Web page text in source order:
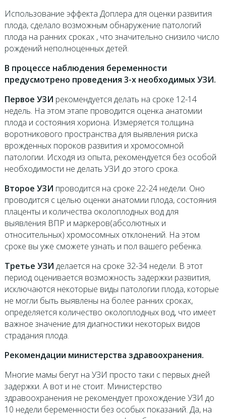
Использование эффекта Доплера для оценки развития
плода, сделало возможным обнаружение патологий
плода на ранних сроках , что значительно снизило число
рождений неполноценных детей.
В процессе наблюдения беременности
предусмотрено проведения 3-х необходимых УЗИ.
Первое УЗИ рекомендуется делать на сроке 12-14
недель. На этом этапе проводится оценка анатомии
плода и состояния хориона. Измеряется толщина
воротникового пространства для выявления риска
врожденных пороков развития и хромосомной
патологии. Исходя из опыта, рекомендуется без особой
необходимости не делать УЗИ до этого срока.
Второе УЗИ проводится на сроке 22-24 недели. Оно
проводится с целью оценки анатомии плода, состояния
плаценты и количества околоплодных вод для
выявления ВПР и маркеров(абсолютных и
относительных) хромосомных отклонений. На этом
сроке вы уже сможете узнать и пол вашего ребенка.
Третье УЗИ делается на сроке 32-34 недели. В этот
период оценивается возможность задержки развития,
исключаются некоторые виды патологии плода, которые
не могли быть выявлены на более ранних сроках,
определяется количество околоплодных вод, что имеет
важное значение для диагностики некоторых видов
страдания плода.
Рекомендации министерства здравоохранения.
Многие мамы бегут на УЗИ просто таки с первых дней
задержки. А вот и не стоит. Министерство
здравоохранения не рекомендует прохождение УЗИ до
10 недели беременности без особых показаний. Да, на